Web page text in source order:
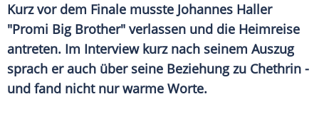
Kurz vor dem Finale musste Johannes Haller
"Promi Big Brother" verlassen und die Heimreise
antreten. Im Interview kurz nach seinem Auszug
sprach er auch über seine Beziehung zu Chethrin -
und fand nicht nur warme Worte.